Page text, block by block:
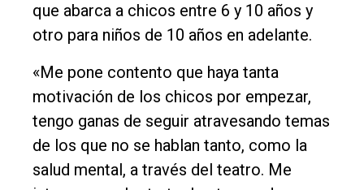
que abarca a chicos entre 6 y 10 años y
otro para niños de 10 años en adelante.
«Me pone contento que haya tanta
motivación de los chicos por empezar,
tengo ganas de seguir atravesando temas
de los que no se hablan tanto, como la
salud mental, a través del teatro. Me